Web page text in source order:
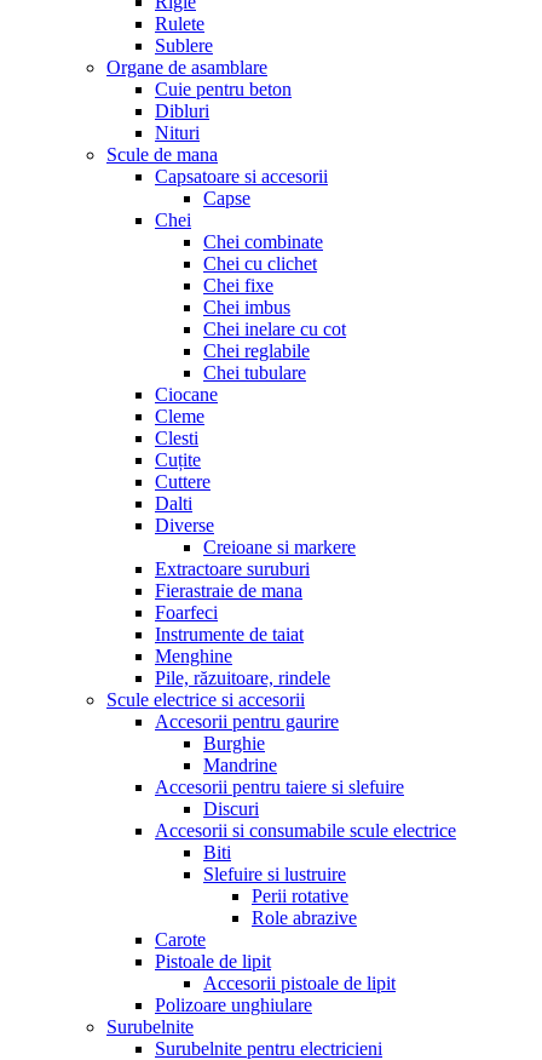
Rulete
Sublere
Organe de asamblare
Cuie pentru beton
Dibluri
Nituri
Scule de mana
Capsatoare si accesorii
Capse
Chei
Chei combinate
Chei cu clichet
Chei fixe
Chei imbus
Chei inelare cu cot
Chei reglabile
Chei tubulare
Ciocane
Cleme
Clesti
Cuțite
Cuttere
Dalti
Diverse
Creioane si markere
Extractoare suruburi
Fierastraie de mana
Foarfeci
Instrumente de taiat
Menghine
Pile, răzuitoare, rindele
Scule electrice si accesorii
Accesorii pentru gaurire
Burghie
Mandrine
Accesorii pentru taiere si slefuire
Discuri
Accesorii si consumabile scule electrice
Biti
Slefuire si lustruire
Perii rotative
Role abrazive
Carote
Pistoale de lipit
Accesorii pistoale de lipit
Polizoare unghiulare
Surubelnite
Surubelnite pentru electricieni